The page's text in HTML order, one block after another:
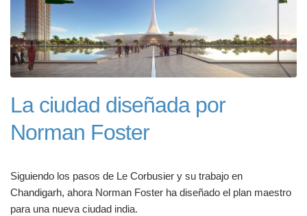
La ciudad diseñada por
Norman Foster
Siguiendo los pasos de Le Corbusier y su trabajo en
Chandigarh, ahora Norman Foster ha diseñado el plan maestro
para una nueva ciudad india.